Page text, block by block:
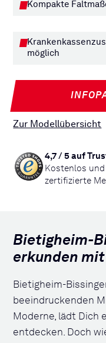
Kompakte
möglich
Zur Modellübersicht
4,7 / 5 auf
Kostenlos
zertifizierte
Bietigheim-
erkunden
Bietigheim-
beeindruckenden
Moderne, lädt Dich
entdecken. Doch